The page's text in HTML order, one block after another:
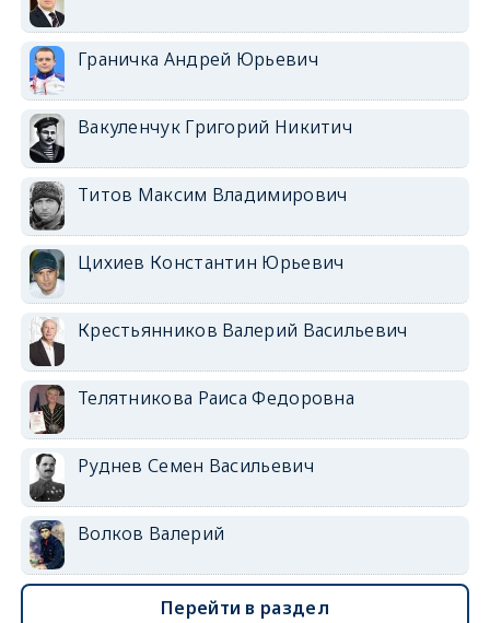
Граничка Андрей Юрьевич
Вакуленчук Григорий Никитич
Титов Максим Владимирович
Цихиев Константин Юрьевич
Крестьянников Валерий Васильевич
Телятникова Раиса Федоровна
Руднев Семен Васильевич
Волков Валерий
Перейти в раздел